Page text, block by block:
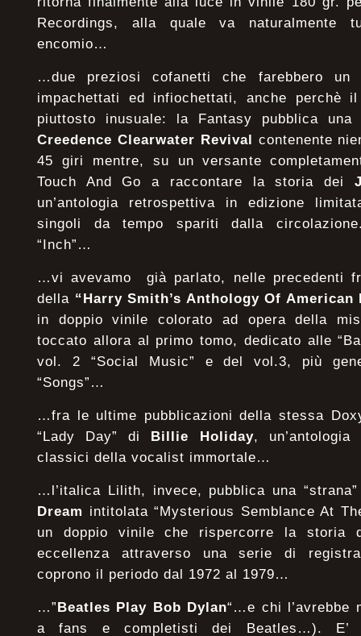
Recordings, alla quale va naturalmente
encomio…
…due preziosi cofanetti che farebbero un
impachettati ed infiochettati, anche perchè
piuttosto inusuale: la Fantasy pubblica una
Creedence Clearwater Revival contenente
45 giri mentre, su un versante
Touch And Go a raccontare la storia dei
un’antologia retrospettiva in edizione
singoli da tempo spariti dalla
“Inch”…
…vi avevamo già parlato, nelle precedenti
della “Harry Smith’s Anthology Of American
in doppio vinile colorato ad opera della
toccato allora al primo tomo, dedicato alle
vol. 2 “Social Music” e del vol.3, più
“Songs”…
…fra le ultime pubblicazioni della stessa
“Lady Day” di Billie Holiday, un’antologia
classici della vocalist immortale…
…l’italica Lilith, invece, pubblica una
Dream intitolata “Mysterious Semblance At
un doppio vinile che rispercorre la storia
eccellenza attraverso una serie di
coprono il periodo dal 1972 al 1979…
…”Beatles Play Bob Dylan“…e chi l’avrebbe
a fans e completisti dei Beatles…).